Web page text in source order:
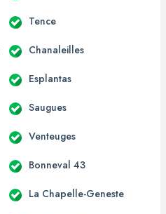
Tence
Chanaleilles
Esplantas
Saugues
Venteuges
Bonneval 43
La Chapelle-Geneste